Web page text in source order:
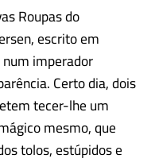
Roupas do
escrito em
imperador
Certo dia, dois
tecer-lhe um
mesmo, que
tolos, estúpidos e